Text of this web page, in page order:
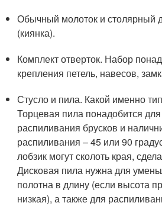
Обычный молоток и столярный
(киянка).
Комплект отверток. Набор
крепления петель, навесов,
Стусло и пила. Какой именно
Торцевая пила понадобится для
распиливания брусков и
распиливания – 45 или 90
лобзик могут сколоть края,
Дисковая пила нужна для
полотна в длину (если высота
низкая), а также для